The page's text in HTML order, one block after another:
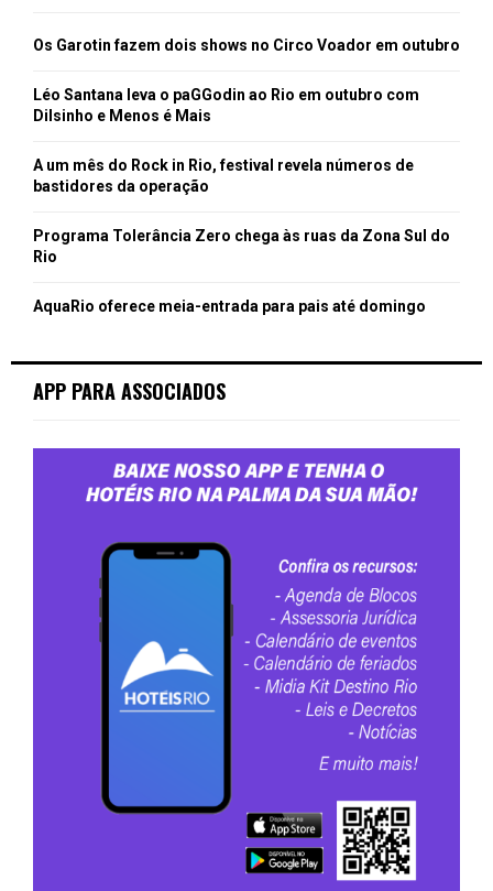
Os Garotin fazem dois shows no Circo Voador em outubro
Léo Santana leva o paGGodin ao Rio em outubro com
Dilsinho e Menos é Mais
A um mês do Rock in Rio, festival revela números de
bastidores da operação
Programa Tolerância Zero chega às ruas da Zona Sul do
Rio
AquaRio oferece meia-entrada para pais até domingo
APP PARA ASSOCIADOS